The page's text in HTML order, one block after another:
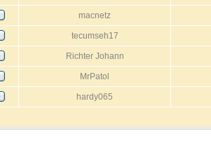
macnetz
tecumseh17
Richter Johann
MrPatol
hardy065